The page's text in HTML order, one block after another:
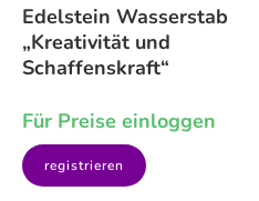
Edelstein Wasserstab
„Kreativität und
Schaffenskraft“
Für Preise einloggen
registrieren